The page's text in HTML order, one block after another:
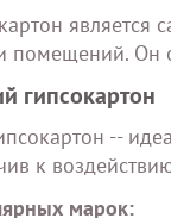
является
помещений. Он
гипсокартон
--
к
марок: